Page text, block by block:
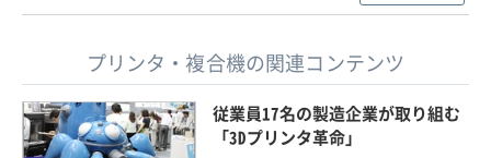
プリンタ・複合機の関連コンテンツ
従業員17名の製造企業が取り組む
「3Dプリンタ革命」